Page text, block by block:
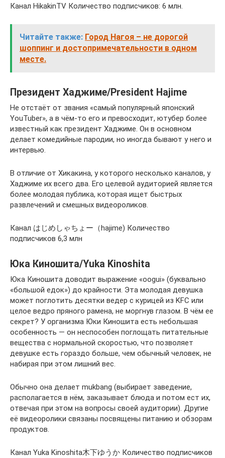
Канал HikakinTV Количество подписчиков: 6 млн.
Читайте также: Город Нагоя – не дорогой
шоппинг и достопримечательности в одном
месте.
Президент Хаджиме/President Hajime
Не отстаёт от звания «самый популярный японский
YouTuber», а в чём-то его и превосходит, ютубер более
известный как президент Хаджиме. Он в основном
делает комедийные пародии, но иногда бывают у него и
интервью.
В отличие от Хикакина, у которого несколько каналов, у
Хаджиме их всего два. Его целевой аудиторией является
более молодая публика, которая ищет быстрых
развлечений и смешных видеороликов.
Канал はじめしゃちょー（hajime) Количество
подписчиков 6,3 млн
Юка Киношита/Yuka Kinoshita
Юка Киношита доводит выражение «oogui» (буквально
«большой едок») до крайности. Эта молодая девушка
может поглотить десятки ведер с курицей из KFC или
целое ведро пряного рамена, не моргнув глазом. В чём ее
секрет? У организма Юки Киношита есть небольшая
особенность — он неспособен поглощать питательные
вещества с нормальной скоростью, что позволяет
девушке есть гораздо больше, чем обычный человек, не
набирая при этом лишний вес.
Обычно она делает mukbang (выбирает заведение,
располагается в нём, заказывает блюда и потом ест их,
отвечая при этом на вопросы своей аудитории). Другие
её видеоролики связаны посвящены питанию и обзорам
продуктов.
Канал Yuka Kinoshita木下ゆうか Количество подписчиков